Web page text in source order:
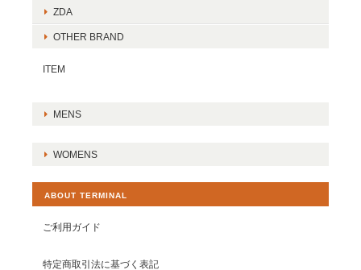
ZDA
OTHER BRAND
ITEM
MENS
WOMENS
ABOUT TERMINAL
ご利用ガイド
特定商取引法に基づく表記